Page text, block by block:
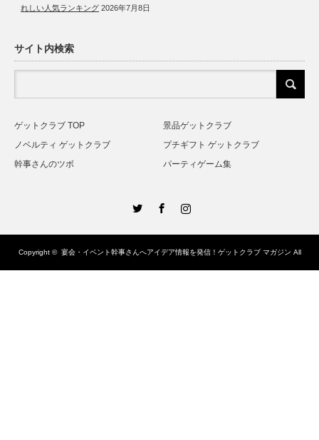
れしい人気ランキング 2026年7月8日
サイト内検索
ゲットクラブ TOP
景品ゲットクラブ
ノベルティ ゲットクラブ
プチギフト ゲットクラブ
幹事さんのツボ
パーティゲーム集
Copyright © 宴会・イベント幹事さんへアイデア情報を発信！ゲットクラブ マガジン All